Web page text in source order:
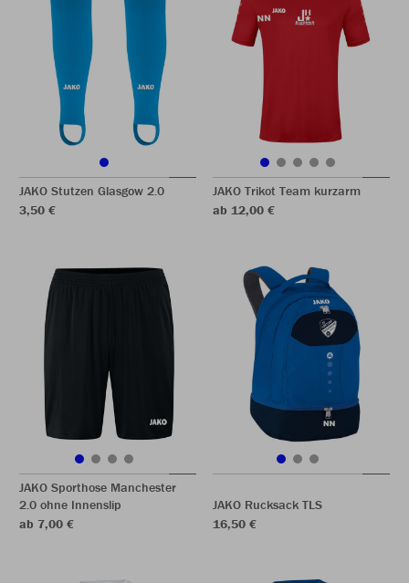
JAKO Stutzen Glasgow 2.0
3,50 €
JAKO Trikot Team kurzarm
ab 12,00 €
JAKO Sporthose Manchester
2.0 ohne Innenslip
ab 7,00 €
JAKO Rucksack TLS
16,50 €